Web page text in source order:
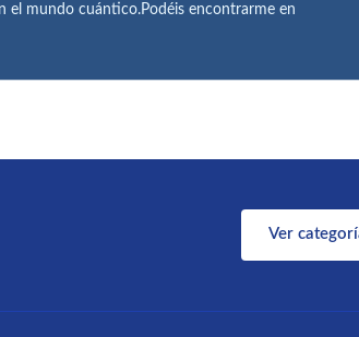
el mundo cuántico.Podéis encontrarme en
Ver